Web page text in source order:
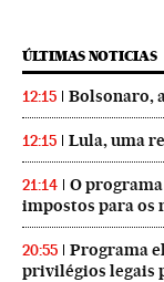
ÚLTIMAS NOTICIAS
12:15 Bolsonaro,
12:15 Lula, uma
21:14
O
impostos para os
20:55
Programa
privilégios legais